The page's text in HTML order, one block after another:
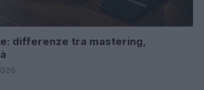
differenze tra mastering,